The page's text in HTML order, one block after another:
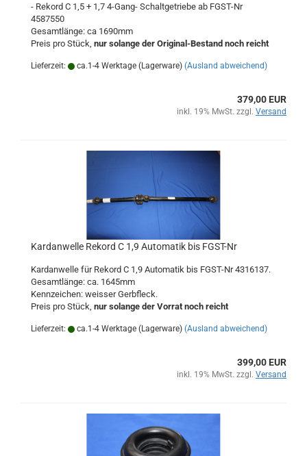
- Rekord C 1,5 + 1,7 4-Gang- Schaltgetriebe ab FGST-Nr
4587550
Gesamtlänge: ca 1690mm
Preis pro Stück, nur solange der Original-Bestand noch reicht
Lieferzeit: ca.1-4 Werktage (Lagerware) (Ausland abweichend)
379,00 EUR
inkl. 19% MwSt. zzgl. Versand
Kardanwelle Rekord C 1,9 Automatik bis FGST-Nr
Kardanwelle für Rekord C 1,9 Automatik bis FGST-Nr 4316137.
Gesamtlänge: ca. 1645mm
Kennzeichen: weisser Gerbfleck.
Preis pro Stück, nur solange der Vorrat noch reicht
Lieferzeit: ca.1-4 Werktage (Lagerware) (Ausland abweichend)
399,00 EUR
inkl. 19% MwSt. zzgl. Versand